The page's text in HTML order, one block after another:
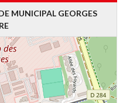
MUNICIPAL GEORGES